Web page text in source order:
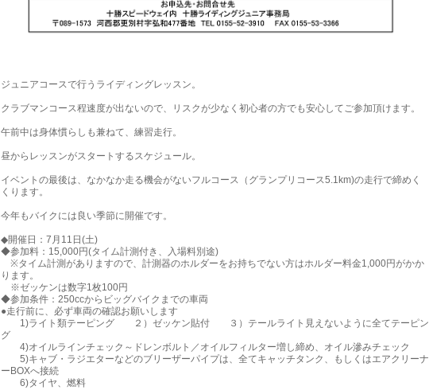
ジュニアコースで行うライディングレッスン。
クラブマンコース程速度が出ないので、リスクが少なく初心者の方でも安心してご参加頂けます。
午前中は身体慣らしも兼ねて、練習走行。
昼からレッスンがスタートするスケジュール。
イベントの最後は、なかなか走る機会がないフルコース（グランプリコース5.1km)の走行で締めく
くります。
今年もバイクには良い季節に開催です。
◆開催日：7月11日(土)
◆参加料：15,000円(タイム計測付き、入場料別途)
※タイム計測がありますので、計測器のホルダーをお持ちでない方はホルダー料金1,000円がかか
ります。
※ゼッケンは数字1枚100円
◆参加条件：250ccからビッグバイクまでの車両
●走行前に、必ず車両の確認お願いします
1)ライト類テーピング ２）ゼッケン貼付 ３）テールライト見えないように全てテーピン
グ
4)オイルラインチェック～ドレンボルト／オイルフィルター増し締め、オイル滲みチェック
5)キャブ・ラジエターなどのブリーザーパイプは、全てキャッチタンク、もしくはエアクリーナ
ーBOXへ接続
6)タイヤ、燃料